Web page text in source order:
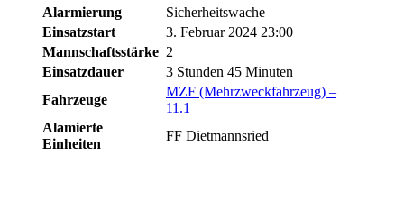
Alarmierung
Sicherheitswache
Einsatzstart
3. Februar 2024 23:00
Mannschaftsstärke 2
Einsatzdauer
3 Stunden 45 Minuten
Fahrzeuge
MZF (Mehrzweckfahrzeug) –
11.1
Alamierte
Einheiten
FF Dietmannsried